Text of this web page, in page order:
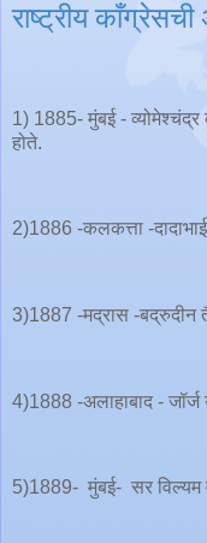
राष्ट्रीय
1) 1885- मुंबई - व्योमेश्‍चंद्र
होते.
2)1886 -कलकत्ता -दादाभाई
3)1887 -मद्रास -बद्रुदीन
4)1888 -अलाहाबाद -
5)1889- मुंबई- सर विल्यम